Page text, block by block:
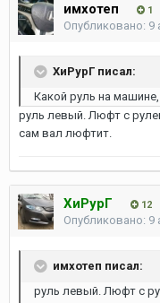
имхотеп 1
Опубликовано: 9
ХиРурГ писал:
Какой руль на
руль левый. Люфт с
сам вал люфтит.
ХиРурГ 12
Опубликовано: 9
имхотеп писал:
руль левый. Люфт с